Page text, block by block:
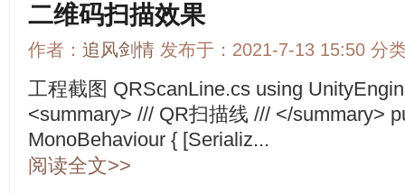
二维码扫描效果
作者： 追风剑情 发布于：2021-7-13 15:50 分
工程截图 QRScanLine.cs using
<summary> /// QR扫描线 /// </summary>
MonoBehaviour { [Serializ...
阅读全文>>